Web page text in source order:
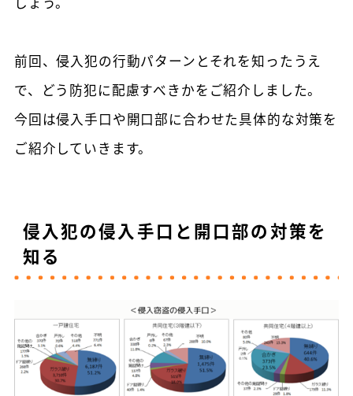
前回、侵入犯の行動パターンとそれを知ったうえ
で、どう防犯に配慮すべきかをご紹介しました。
今回は侵入手口や開口部に合わせた具体的な対策を
ご紹介していきます。
侵入犯の侵入手口と開口部の対策を
知る